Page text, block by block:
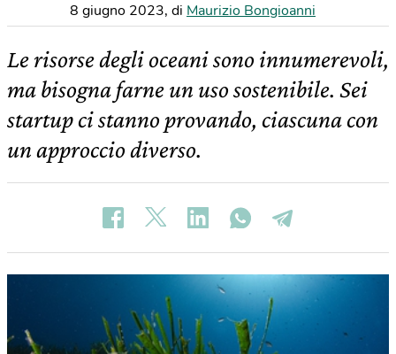
8 giugno 2023, di Maurizio Bongioanni
Le risorse degli oceani sono innumerevoli,
ma bisogna farne un uso sostenibile. Sei
startup ci stanno provando, ciascuna con
un approccio diverso.